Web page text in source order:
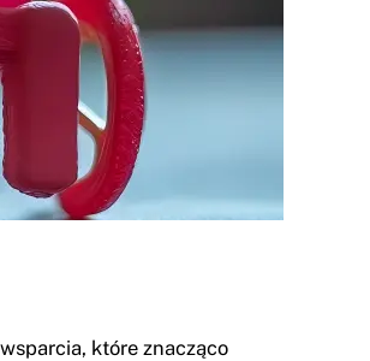
które znacząco